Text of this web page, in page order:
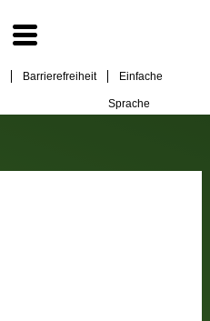
Barrierefreiheit Einfache
Sprache